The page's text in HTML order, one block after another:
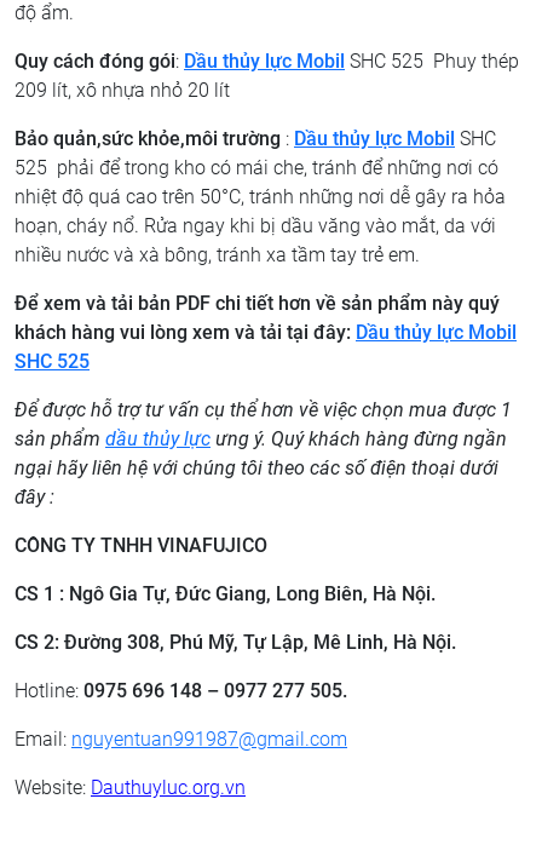
độ ẩm.
Quy cách đóng gói: Dầu thủy lực Mobil SHC 525 Phuy thép
209 lít, xô nhựa nhỏ 20 lít
Bảo quản,sức khỏe,môi trường : Dầu thủy lực Mobil SHC
525 phải để trong kho có mái che, tránh để những nơi có
nhiệt độ quá cao trên 50°C, tránh những nơi dễ gây ra hỏa
hoạn, cháy nổ. Rửa ngay khi bị dầu văng vào mắt, da với
nhiều nước và xà bông, tránh xa tầm tay trẻ em.
Để xem và tải bản PDF chi tiết hơn về sản phẩm này quý
khách hàng vui lòng xem và tải tại đây: Dầu thủy lực Mobil
SHC 525
Để được hỗ trợ tư vấn cụ thể hơn về việc chọn mua được 1
sản phẩm dầu thủy lực ưng ý. Quý khách hàng đừng ngần
ngại hãy liên hệ với chúng tôi theo các số điện thoại dưới
đây :
CÔNG TY TNHH VINAFUJICO
CS 1 : Ngô Gia Tự, Đức Giang, Long Biên, Hà Nội.
CS 2: ​Đường 308, Phú Mỹ, Tự Lập, Mê Linh, Hà Nội.
Hotline: 0975 696 148 – 0977 277 505.
Email: nguyentuan991987@gmail.com
Website: Dauthuyluc.org.vn